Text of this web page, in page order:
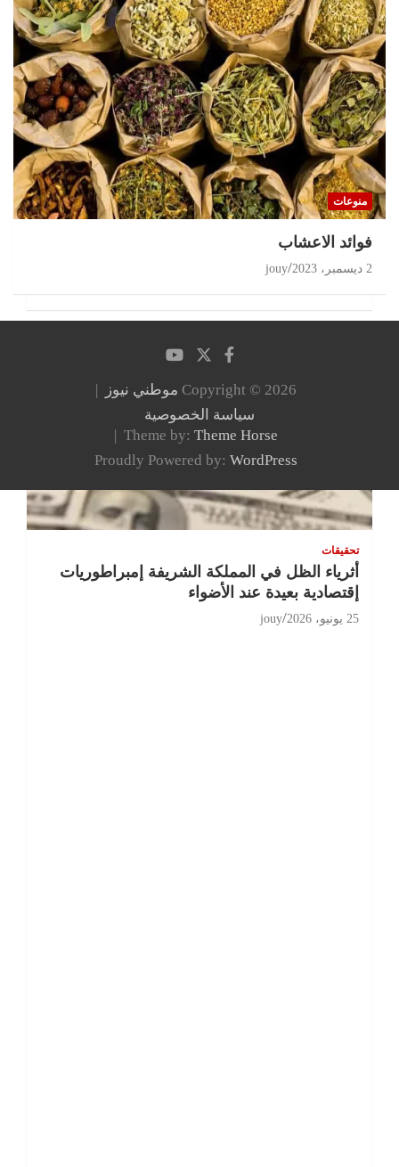
تحقيقات
أثرياء الظل في المملكة الشريفة إمبراطوريات
إقتصادية بعيدة عند الأضواء
25 يونيو، 2026 jouy
منوعات
‏فوائد الاعشاب
2 ديسمبر، 2023 jouy
Copyright © 2026 موطني نيوز
سياسة الخصوصية
Theme by: Theme Horse
Proudly Powered by: WordPress